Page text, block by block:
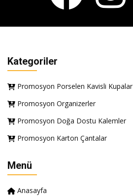
Kategoriler
Promosyon Porselen Kavisli Kupalar
Promosyon Organizerler
Promosyon Doğa Dostu Kalemler
Promosyon Karton Çantalar
Menü
Anasayfa